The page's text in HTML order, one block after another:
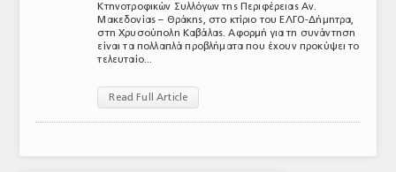
ΑΡΧΕΙΟ ΤΕΥΧΩΝ
ΣΥΝΕΔΡΙΟ ΚΡΕΑΤΟΣ
Κτηνοτροφικών Συλλόγων της Περιφέρειας Αν.
Μακεδονίας – Θράκης, στο κτίριο του ΕΛΓΟ-Δήμητρα,
στη Χρυσούπολη Καβάλας. Αφορμή για τη συνάντηση
είναι τα πολλαπλά προβλήματα που έχουν προκύψει το
τελευταίο...
Read Full Article